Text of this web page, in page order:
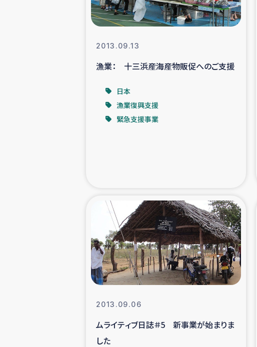
ェクト
ガザ人道支援
海外ルーツの市民と
石巻市街地在宅被災
仮設住宅生活支援・農
インターン・ボランテ
居場所づくり
2013.09.13
漁業： 十三浜産海産物販促へのご支援
日本
漁業復興支援
緊急支援事業
2013.09.06
ムライティブ日誌＃5 新事業が始まりま
した